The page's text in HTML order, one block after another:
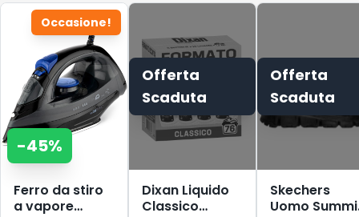
Occasione!
-45%
Ferro da stiro
a vapore
Offerta
Scaduta
Dixan Liquido
Classico
Offerta
Scaduta
Skechers
Uomo